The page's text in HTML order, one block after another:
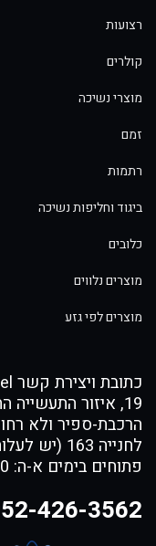
רצועות
קולרים
מוצרי נשיכה
זמם
רתמות
ביגוד וחליפות נשיכה
כלובים
מוצרים נלווים
מוצרים לפי גזע
19, איזור
הרכבת-ספיר ולא
לחנייה
פתוחים בימים א-ה: 09:00-16:00, ימי ו' 09:00-12:00.
426-3562